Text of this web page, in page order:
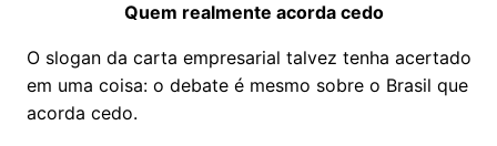
Quem realmente acorda cedo
O slogan da carta empresarial talvez tenha acertado
em uma coisa: o debate é mesmo sobre o Brasil que
acorda cedo.